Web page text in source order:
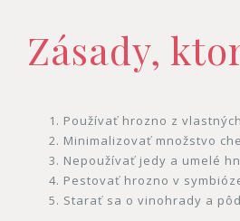
Zásady,
Používať hrozno z
Minimalizovať množstvo
Nepoužívať jedy a umelé
Pestovať hrozno v
Starať sa o vinohrady a